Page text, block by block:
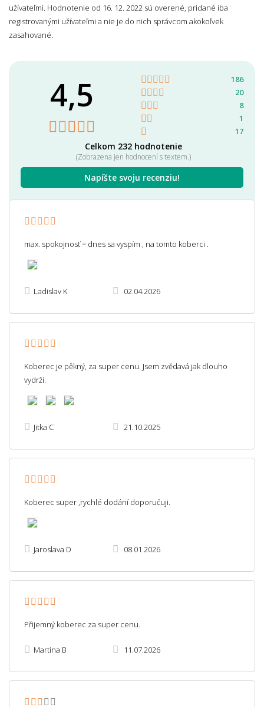
užívateľmi. Hodnotenie od 16. 12. 2022 sú overené, pridané iba
registrovanými užívateľmi a nie je do nich správcom akokoľvek
zasahované.
4,5
Celkom 232 hodnotenie
(Zobrazena jen hodnocení s textem.)
Napíšte svoju recenziu!
186
20
8
1
17
max. spokojnosť = dnes sa vyspím , na tomto koberci .
Ladislav K 02.04.2026
Koberec je pěkný, za super cenu. Jsem zvědavá jak dlouho
vydrží.
Jitka C 21.10.2025
Koberec super ,rychlé dodání doporučuji.
Jaroslava D 08.01.2026
Přijemný koberec za super cenu.
Martina B 11.07.2026